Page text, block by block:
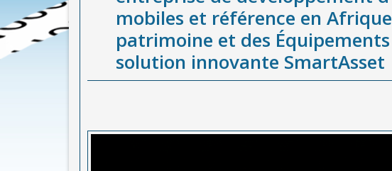
mobiles et référence en
patrimoine et des
solution innovante SmartAsset